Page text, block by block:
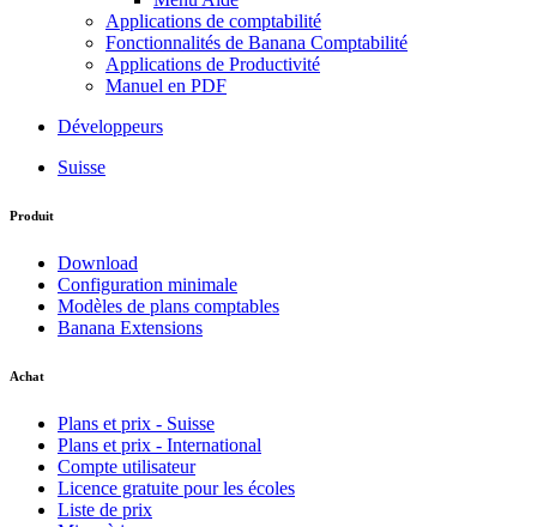
Applications de comptabilité
Fonctionnalités de Banana Comptabilité
Applications de Productivité
Manuel en PDF
Développeurs
Suisse
Produit
Download
Configuration minimale
Modèles de plans comptables
Banana Extensions
Achat
Plans et prix - Suisse
Plans et prix - International
Compte utilisateur
Licence gratuite pour les écoles
Liste de prix